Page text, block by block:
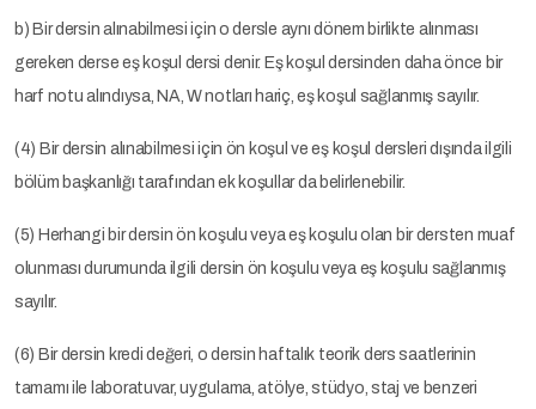
b) Bir dersin alınabilmesi için o dersle aynı dönem birlikte alınması
gereken derse eş koşul dersi denir. Eş koşul dersinden daha önce bir
harf notu alındıysa, NA, W notları hariç, eş koşul sağlanmış sayılır.
(4) Bir dersin alınabilmesi için ön koşul ve eş koşul dersleri dışında ilgili
bölüm başkanlığı tarafından ek koşullar da belirlenebilir.
(5) Herhangi bir dersin ön koşulu veya eş koşulu olan bir dersten muaf
olunması durumunda ilgili dersin ön koşulu veya eş koşulu sağlanmış
sayılır.
(6) Bir dersin kredi değeri, o dersin haftalık teorik ders saatlerinin
tamamı ile laboratuvar, uygulama, atölye, stüdyo, staj ve benzeri